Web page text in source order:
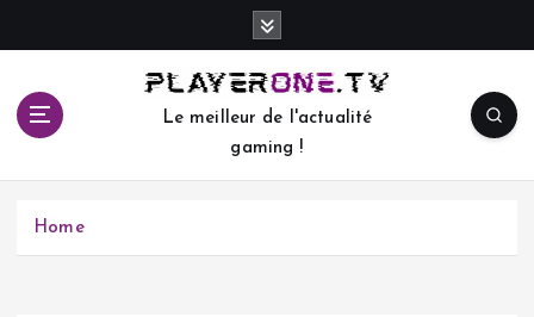
c
Le meilleur de l'actualité
gaming !
Home